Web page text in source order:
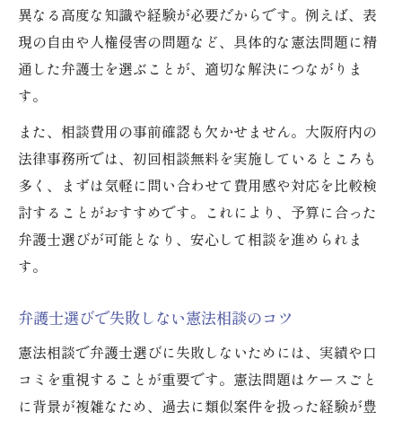
憲法相談で弁護士を比較検討する方法
弁護士相談の費用相場と安心できる選び方
弁護士相談費用の相場と賢い見積もり取得
初回無料の弁護士相談を活用するメリット
費用対効果の高い弁護士選びのポイント
弁護士費用の内訳と安心できる契約手順
憲法問題に真摯に向き合う弁護士の特徴と見極
話をよく聴く弁護士の信頼性評価方法
誠実対応ができる弁護士の見極めポイント
懲戒処分事例から学ぶ弁護士選びのコツ
実績豊富な弁護士を大阪で探すヒント
異なる高度な知識や経験が必要だからです。例えば、表
現の自由や人権侵害の問題など、具体的な憲法問題に精
通した弁護士を選ぶことが、適切な解決につながりま
す。
また、相談費用の事前確認も欠かせません。大阪府内の
法律事務所では、初回相談無料を実施しているところも
多く、まずは気軽に問い合わせて費用感や対応を比較検
討することがおすすめです。これにより、予算に合った
弁護士選びが可能となり、安心して相談を進められま
す。
弁護士選びで失敗しない憲法相談のコツ
憲法相談で弁護士選びに失敗しないためには、実績や口
コミを重視することが重要です。憲法問題はケースごと
に背景が複雑なため、過去に類似案件を扱った経験が豊